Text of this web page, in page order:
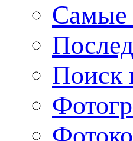
Cамые
Поиск